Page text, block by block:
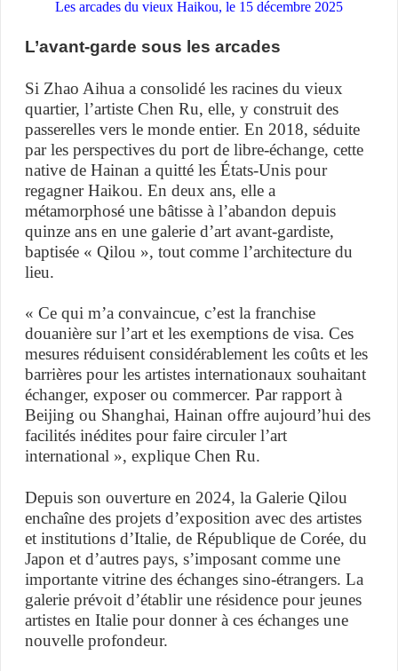
Les arcades du vieux Haikou, le 15 décembre 2025
L’avant-garde sous les arcades
Si Zhao Aihua a consolidé les racines du vieux
quartier, l’artiste Chen Ru, elle, y construit des
passerelles vers le monde entier. En 2018, séduite
par les perspectives du port de libre-échange, cette
native de Hainan a quitté les États-Unis pour
regagner Haikou. En deux ans, elle a
métamorphosé une bâtisse à l’abandon depuis
quinze ans en une galerie d’art avant-gardiste,
baptisée « Qilou », tout comme l’architecture du
lieu.
« Ce qui m’a convaincue, c’est la franchise
douanière sur l’art et les exemptions de visa. Ces
mesures réduisent considérablement les coûts et les
barrières pour les artistes internationaux souhaitant
échanger, exposer ou commercer. Par rapport à
Beijing ou Shanghai, Hainan offre aujourd’hui des
facilités inédites pour faire circuler l’art
international », explique Chen Ru.
Depuis son ouverture en 2024, la Galerie Qilou
enchaîne des projets d’exposition avec des artistes
et institutions d’Italie, de République de Corée, du
Japon et d’autres pays, s’imposant comme une
importante vitrine des échanges sino-étrangers. La
galerie prévoit d’établir une résidence pour jeunes
artistes en Italie pour donner à ces échanges une
nouvelle profondeur.